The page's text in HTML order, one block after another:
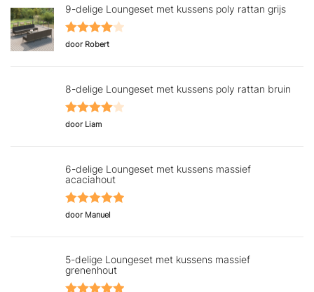
9-delige Loungeset met kussens poly rattan grijs
Gewaardeerd
door Robert
8-delige Loungeset met kussens poly rattan bruin
Gewaardeerd
door Liam
6-delige Loungeset met kussens massief
acaciahout
Gewaardeerd
door Manuel
5-delige Loungeset met kussens massief
grenenhout